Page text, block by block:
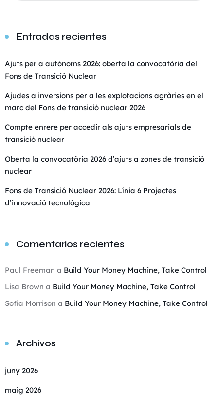
Entradas recientes
Ajuts per a autònoms 2026: oberta la convocatòria del
Fons de Transició Nuclear
Ajudes a inversions per a les explotacions agràries en el
marc del Fons de transició nuclear 2026
Compte enrere per accedir als ajuts empresarials de
transició nuclear
Oberta la convocatòria 2026 d’ajuts a zones de transició
nuclear
Fons de Transició Nuclear 2026: Línia 6 Projectes
d’innovació tecnològica
Comentarios recientes
Paul Freeman a Build Your Money Machine, Take Control
Lisa Brown a Build Your Money Machine, Take Control
Sofia Morrison a Build Your Money Machine, Take Control
Archivos
juny 2026
maig 2026